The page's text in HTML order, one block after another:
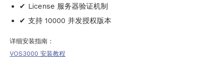
✔ License 服务器验证机制
✔ 支持 10000 并发授权版本
详细安装指南：
VOS3000 安装教程